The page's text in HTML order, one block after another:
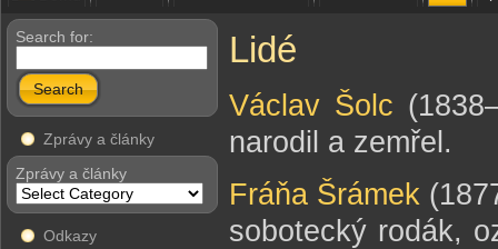
Search for:
Search
Zprávy a články
Zprávy a články
Odkazy
Lidé
Václav Šolc
narodil a zemřel.
Fráňa Šrámek
sobotecký rodák,